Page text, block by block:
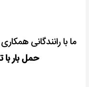
ما با رانندگانی
حمل بار با